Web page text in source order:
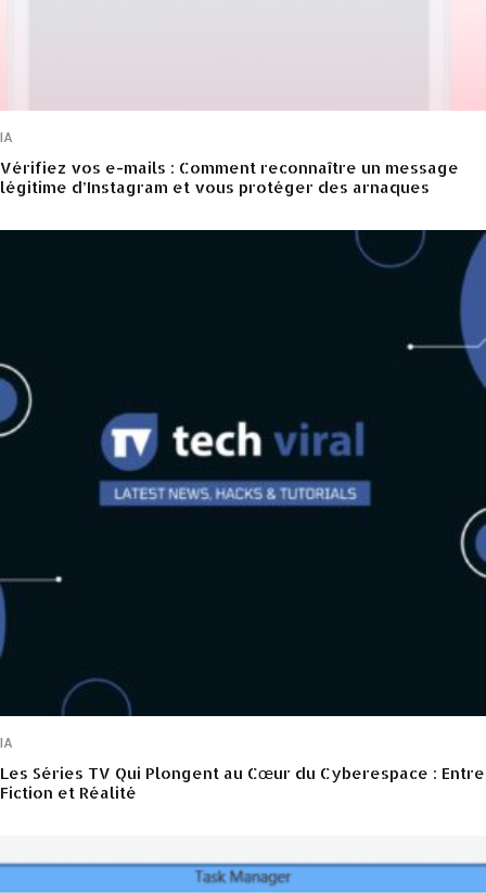
IA
Vérifiez vos e-mails : Comment reconnaître un message
légitime d’Instagram et vous protéger des arnaques
IA
Les Séries TV Qui Plongent au Cœur du Cyberespace : Entre
Fiction et Réalité